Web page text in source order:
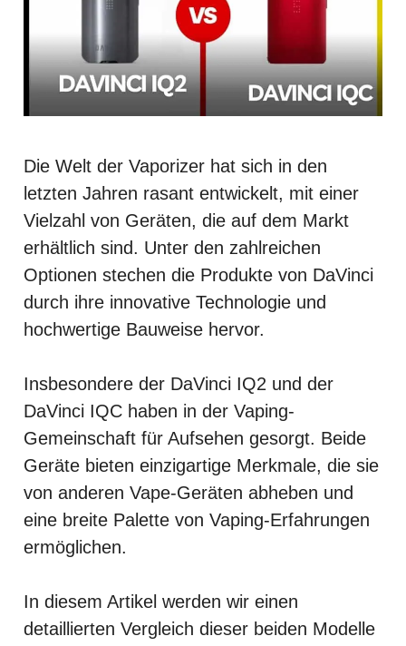
Die Welt der Vaporizer hat sich in den
letzten Jahren rasant entwickelt, mit einer
Vielzahl von Geräten, die auf dem Markt
erhältlich sind. Unter den zahlreichen
Optionen stechen die Produkte von DaVinci
durch ihre innovative Technologie und
hochwertige Bauweise hervor.
Insbesondere der DaVinci IQ2 und der
DaVinci IQC haben in der Vaping-
Gemeinschaft für Aufsehen gesorgt. Beide
Geräte bieten einzigartige Merkmale, die sie
von anderen Vape-Geräten abheben und
eine breite Palette von Vaping-Erfahrungen
ermöglichen.
In diesem Artikel werden wir einen
detaillierten Vergleich dieser beiden Modelle